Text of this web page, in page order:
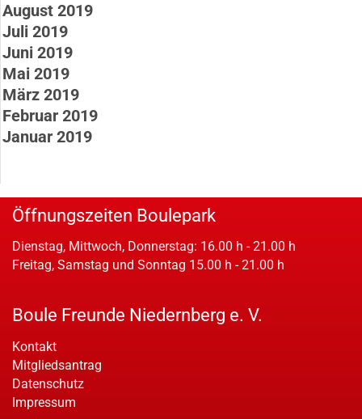
August 2019
Juli 2019
Juni 2019
Mai 2019
März 2019
Februar 2019
Januar 2019
Öffnungszeiten Boulepark
Dienstag, Mittwoch, Donnerstag: 16.00 h - 21.00 h
Freitag, Samstag und Sonntag 15.00 h - 21.00 h
Boule Freunde Niedernberg e. V.
Kontakt
Mitgliedsantrag
Datenschutz
Impressum